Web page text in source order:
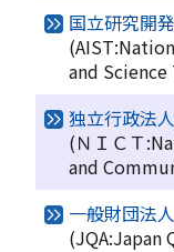
国立研究開
and
独立行政法
(ＮＩＣＴ
and
一般財団法
(JQA:Japan